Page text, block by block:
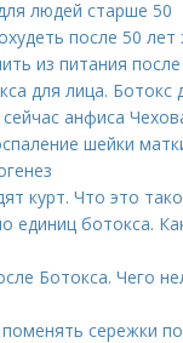
людей старше 50
после 50
из питания
для лица. Ботокс
анфиса
шейки
курт. Что это
единиц ботокса.
Ботокса. Чего
сережки